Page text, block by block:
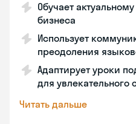
Обучает
бизнеса
Использует
преодоления
Адаптирует уроки
для увлекательного
Читать дальше